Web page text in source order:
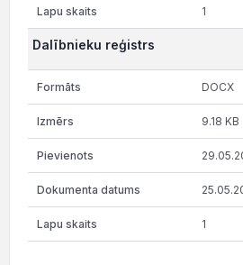
1
Dalībnieku reģistrs
DOCX
9.18 KB
1